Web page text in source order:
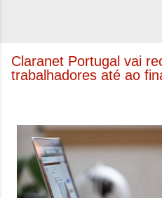
Claranet Portugal vai
trabalhadores até ao